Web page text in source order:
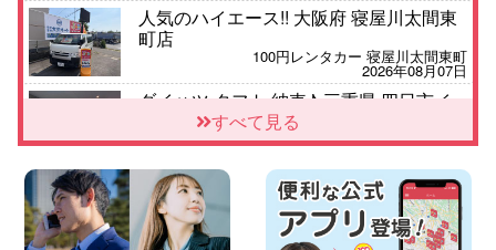
人気のハイエース!! 大阪府 寝屋川太間東
町店
100円レンタカー 寝屋川太間東町
2026年08月07日
ダイハツ タフト 納車♪ 三重県 四日市イ
ンター店
100円レンタカー 四日市インター
夏季休暇のお知らせ 東京都 墨田両国店
100円レンタカー 墨田両国
2026年08月07日
すべて見る